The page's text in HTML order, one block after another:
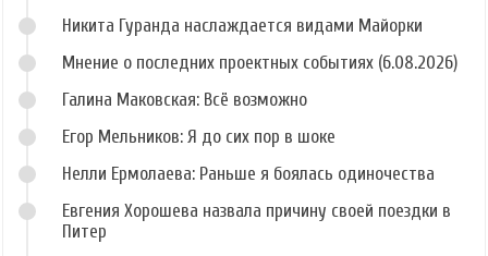
Никита Гуранда наслаждается видами Майорки
Мнение о последних проектных событиях (6.08.2026)
Галина Маковская: Всё возможно
Егор Мельников: Я до сих пор в шоке
Нелли Ермолаева: Раньше я боялась одиночества
Евгения Хорошева назвала причину своей поездки в
Питер